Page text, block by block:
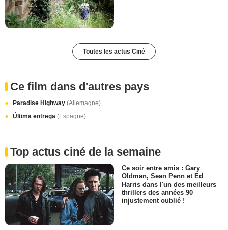
Toutes les actus Ciné
Ce film dans d'autres pays
Paradise Highway (Allemagne)
Última entrega (Espagne)
Top actus ciné de la semaine
Ce soir entre amis : Gary
Oldman, Sean Penn et Ed
Harris dans l'un des meilleurs
thrillers des années 90
injustement oublié !